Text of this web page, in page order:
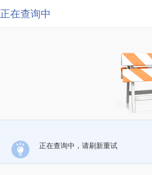
正在查询中
正在查询中，请刷新重试